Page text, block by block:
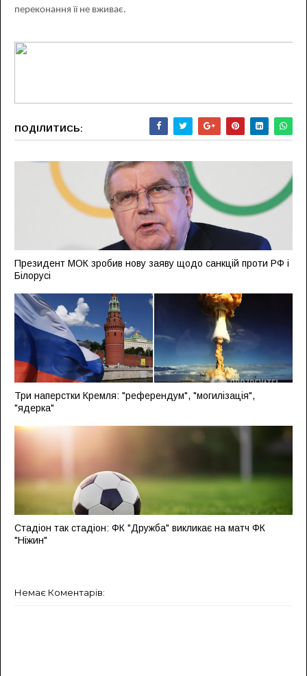
переконання її не вживає.
ПОДІЛИТИСЬ:
Президент МОК зробив нову заяву щодо санкцій проти РФ і
Білорусі
Три наперстки Кремля: "референдум", "могилізація",
"ядерка"
Стадіон так стадіон: ФК "Дружба" викликає на матч ФК
"Ніжин"
Немає Коментарів: